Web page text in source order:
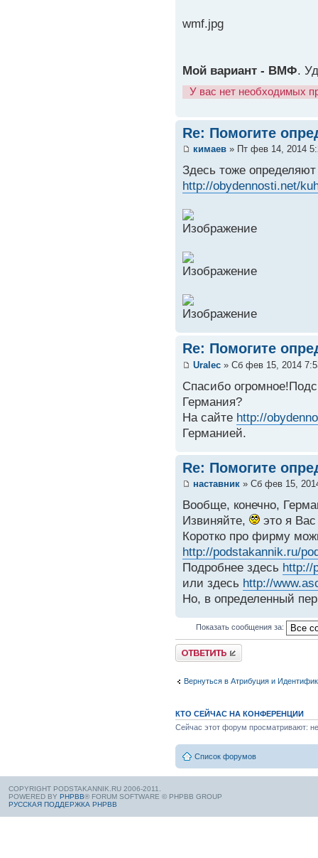
wmf.jpg
Мой вариант - ВМФ.
У вас нет необходимых
Re: Помогите
кимаев » Пт фев 14, 2014
Здесь тоже
http://obydennosti.net/
Re: Помогите
Uralec » Сб фев 15, 2014
Спасибо
Германия?
На сайте http://
Германией.
Re: Помогите
наставник » Сб фев 15,
Вообще, конечно,
Извиняйте,
это я
Коротко про фирму
http://podstakannik.ru/
Подробнее здесь http://
или здесь http://
Но, в определенный
Показать сообщения за:
Вернуться в Атрибуция и
КТО СЕЙЧАС НА КОНФЕРЕНЦИИ
Сейчас этот форум просматривают:
Список форумов
COPYRIGHT PODSTAKANNIK.RU 2006-2011.
POWERED BY PHPBB® FORUM SOFTWARE © PHPBB GROUP
РУССКАЯ ПОДДЕРЖКА PHPBB